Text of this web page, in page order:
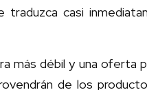
casi
más débil y una oferta
de los